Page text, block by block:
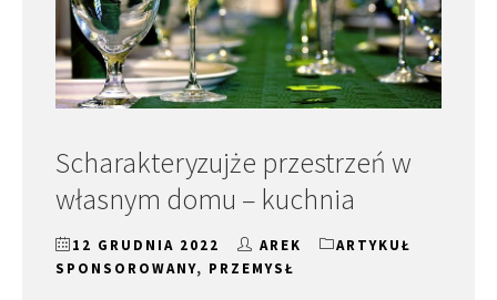
Scharakteryzujże przestrzeń w
własnym domu – kuchnia
12 GRUDNIA 2022 AREK
ARTYKUŁ
SPONSOROWANY, PRZEMYSŁ